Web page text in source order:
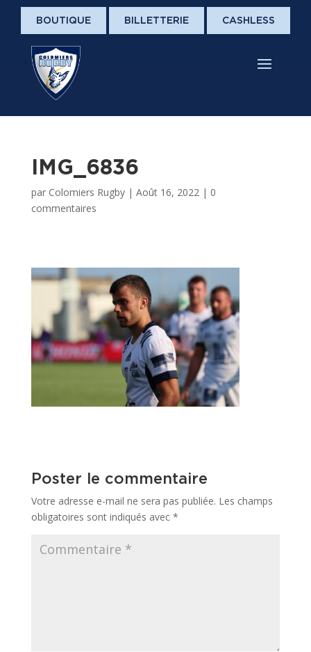
BOUTIQUE BILLETTERIE CASHLESS
IMG_6836
par Colomiers Rugby| Août 16, 2022| 0
commentaires
Poster le commentaire
Votre adresse e-mail ne sera pas publiée. Les champs
obligatoires sont indiqués avec *